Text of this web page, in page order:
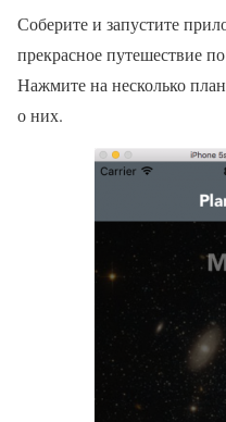
Соберите и запустите
прекрасное путешествие
Нажмите на несколько
о них.